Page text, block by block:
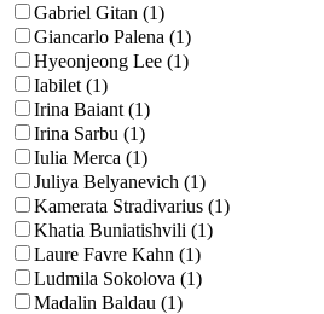
Gabriel Gitan (1)
Giancarlo Palena (1)
Hyeonjeong Lee (1)
Iabilet (1)
Irina Baiant (1)
Irina Sarbu (1)
Iulia Merca (1)
Juliya Belyanevich (1)
Kamerata Stradivarius (1)
Khatia Buniatishvili (1)
Laure Favre Kahn (1)
Ludmila Sokolova (1)
Madalin Baldau (1)